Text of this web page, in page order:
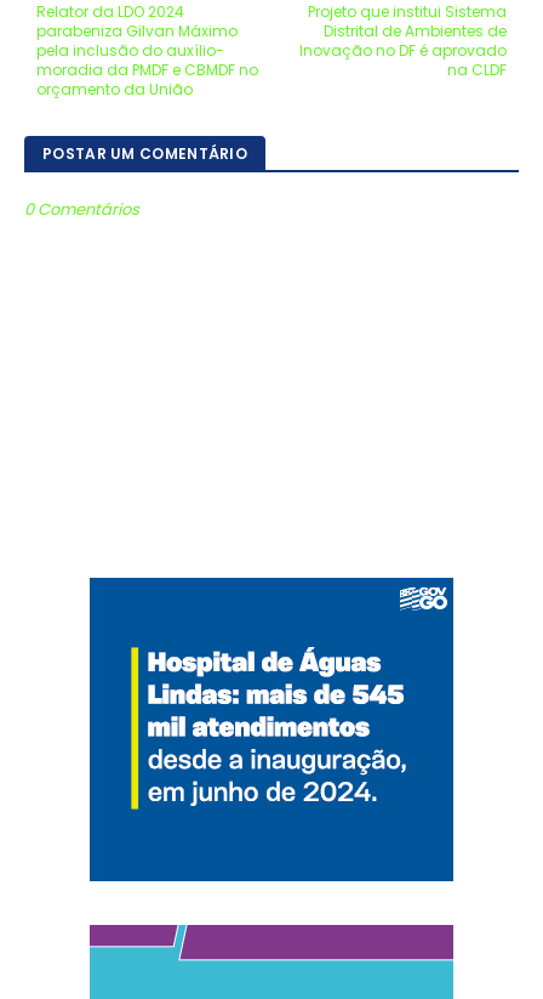
Projeto que institui Sistema
Distrital de Ambientes de
Inovação no DF é aprovado
na CLDF
Relator da LDO 2024
parabeniza Gilvan Máximo
pela inclusão do auxílio-
moradia da PMDF e CBMDF no
orçamento da União
POSTAR UM COMENTÁRIO
0 Comentários